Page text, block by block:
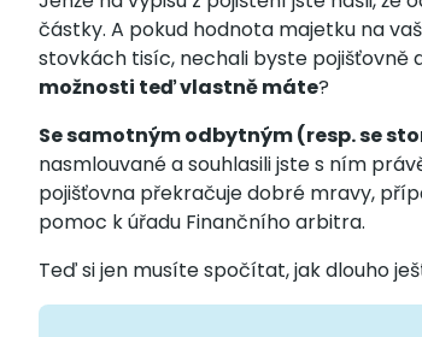
částky. A pokud hodnota majetku na
stovkách tisíc, nechali byste pojišťovně
možnosti teď vlastně máte?
Se samotným odbytným (resp. se
nasmlouvané a souhlasili jste s ním
pojišťovna překračuje dobré mravy,
pomoc k úřadu Finančního arbitra.
Teď si jen musíte spočítat, jak dlouho